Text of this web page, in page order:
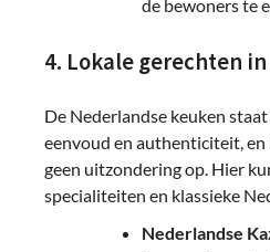
de bewoners te
4. Lokale gerechten
De Nederlandse keuken
eenvoud en authenticiteit,
geen uitzondering op. Hier
specialiteiten en klassieke
Nederlandse